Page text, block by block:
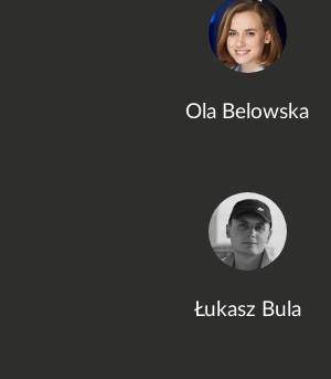
Ola Belowska
Łukasz Bula